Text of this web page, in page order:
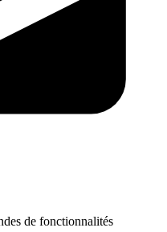
de fonctionnalités